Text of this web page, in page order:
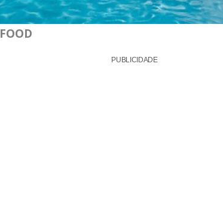
FOOD
PUBLICIDADE